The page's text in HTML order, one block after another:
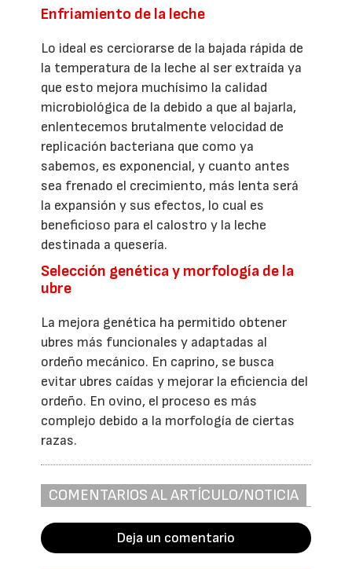
Enfriamiento de la leche
Lo ideal es cerciorarse de la bajada rápida de
la temperatura de la leche al ser extraída ya
que esto mejora muchísimo la calidad
microbiológica de la debido a que al bajarla,
enlentecemos brutalmente velocidad de
replicación bacteriana que como ya
sabemos, es exponencial, y cuanto antes
sea frenado el crecimiento, más lenta será
la expansión y sus efectos, lo cual es
beneficioso para el calostro y la leche
destinada a quesería.
Selección genética y morfología de la
ubre
La mejora genética ha permitido obtener
ubres más funcionales y adaptadas al
ordeño mecánico. En caprino, se busca
evitar ubres caídas y mejorar la eficiencia del
ordeño. En ovino, el proceso es más
complejo debido a la morfología de ciertas
razas.
COMENTARIOS AL ARTÍCULO/NOTICIA
Deja un comentario